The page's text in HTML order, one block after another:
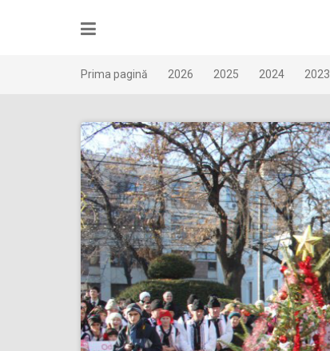
Prima pagină 2026 2025 2024 2023